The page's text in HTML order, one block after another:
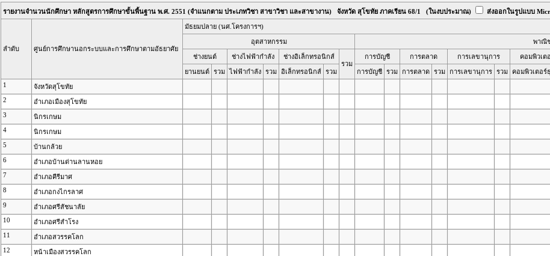
รายงานจำนวนนักศึกษา หลักสูตรการศึกษาขั้นพื้นฐาน พ.ศ. 2551 (จำแนกตาม ประเภทวิชา สาขาวิชา และสาขางาน) จังหวัด สุโขทัย ภาคเรียน 68/1 (ในงบประมาณ) ส่งออกในรูปแบบ
ลำดับ ศูนย์การศึกษานอกระบบและการศึกษาตามอัธยาศัย
มัธยมปลาย (นศ.โครงการฯ)
อุตสาหกรรม พาณิ
ช่างยนต์ ช่างไฟฟ้ากำลัง
ช่างอิเล็กทรอนิกส์
รวม
การบัญชี การตลาด การเลขานุการ คอมพิวเต
ยานยนต์ รวม ไฟฟ้ากำลัง รวม อิเล็กทรอนิกส์ รวม การบัญชี รวม การตลาด รวม การเลขานุการ รวม คอมพิวเตอร์
1
จังหวัดสุโขทัย
2
อำเภอเมืองสุโขทัย
3
นิกรเกษม
4
นิกรเกษม
5
บ้านกล้วย
6
อำเภอบ้านด่านลานหอย
7
อำเภอคีรีมาศ
8
อำเภอกงไกรลาศ
9
อำเภอศรีสัชนาลัย
10
อำเภอศรีสำโรง
11
อำเภอสวรรคโลก
12
หน้าเมืองสวรรคโลก